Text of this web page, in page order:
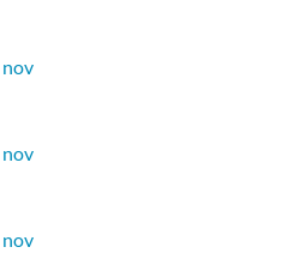
nov
nov
nov